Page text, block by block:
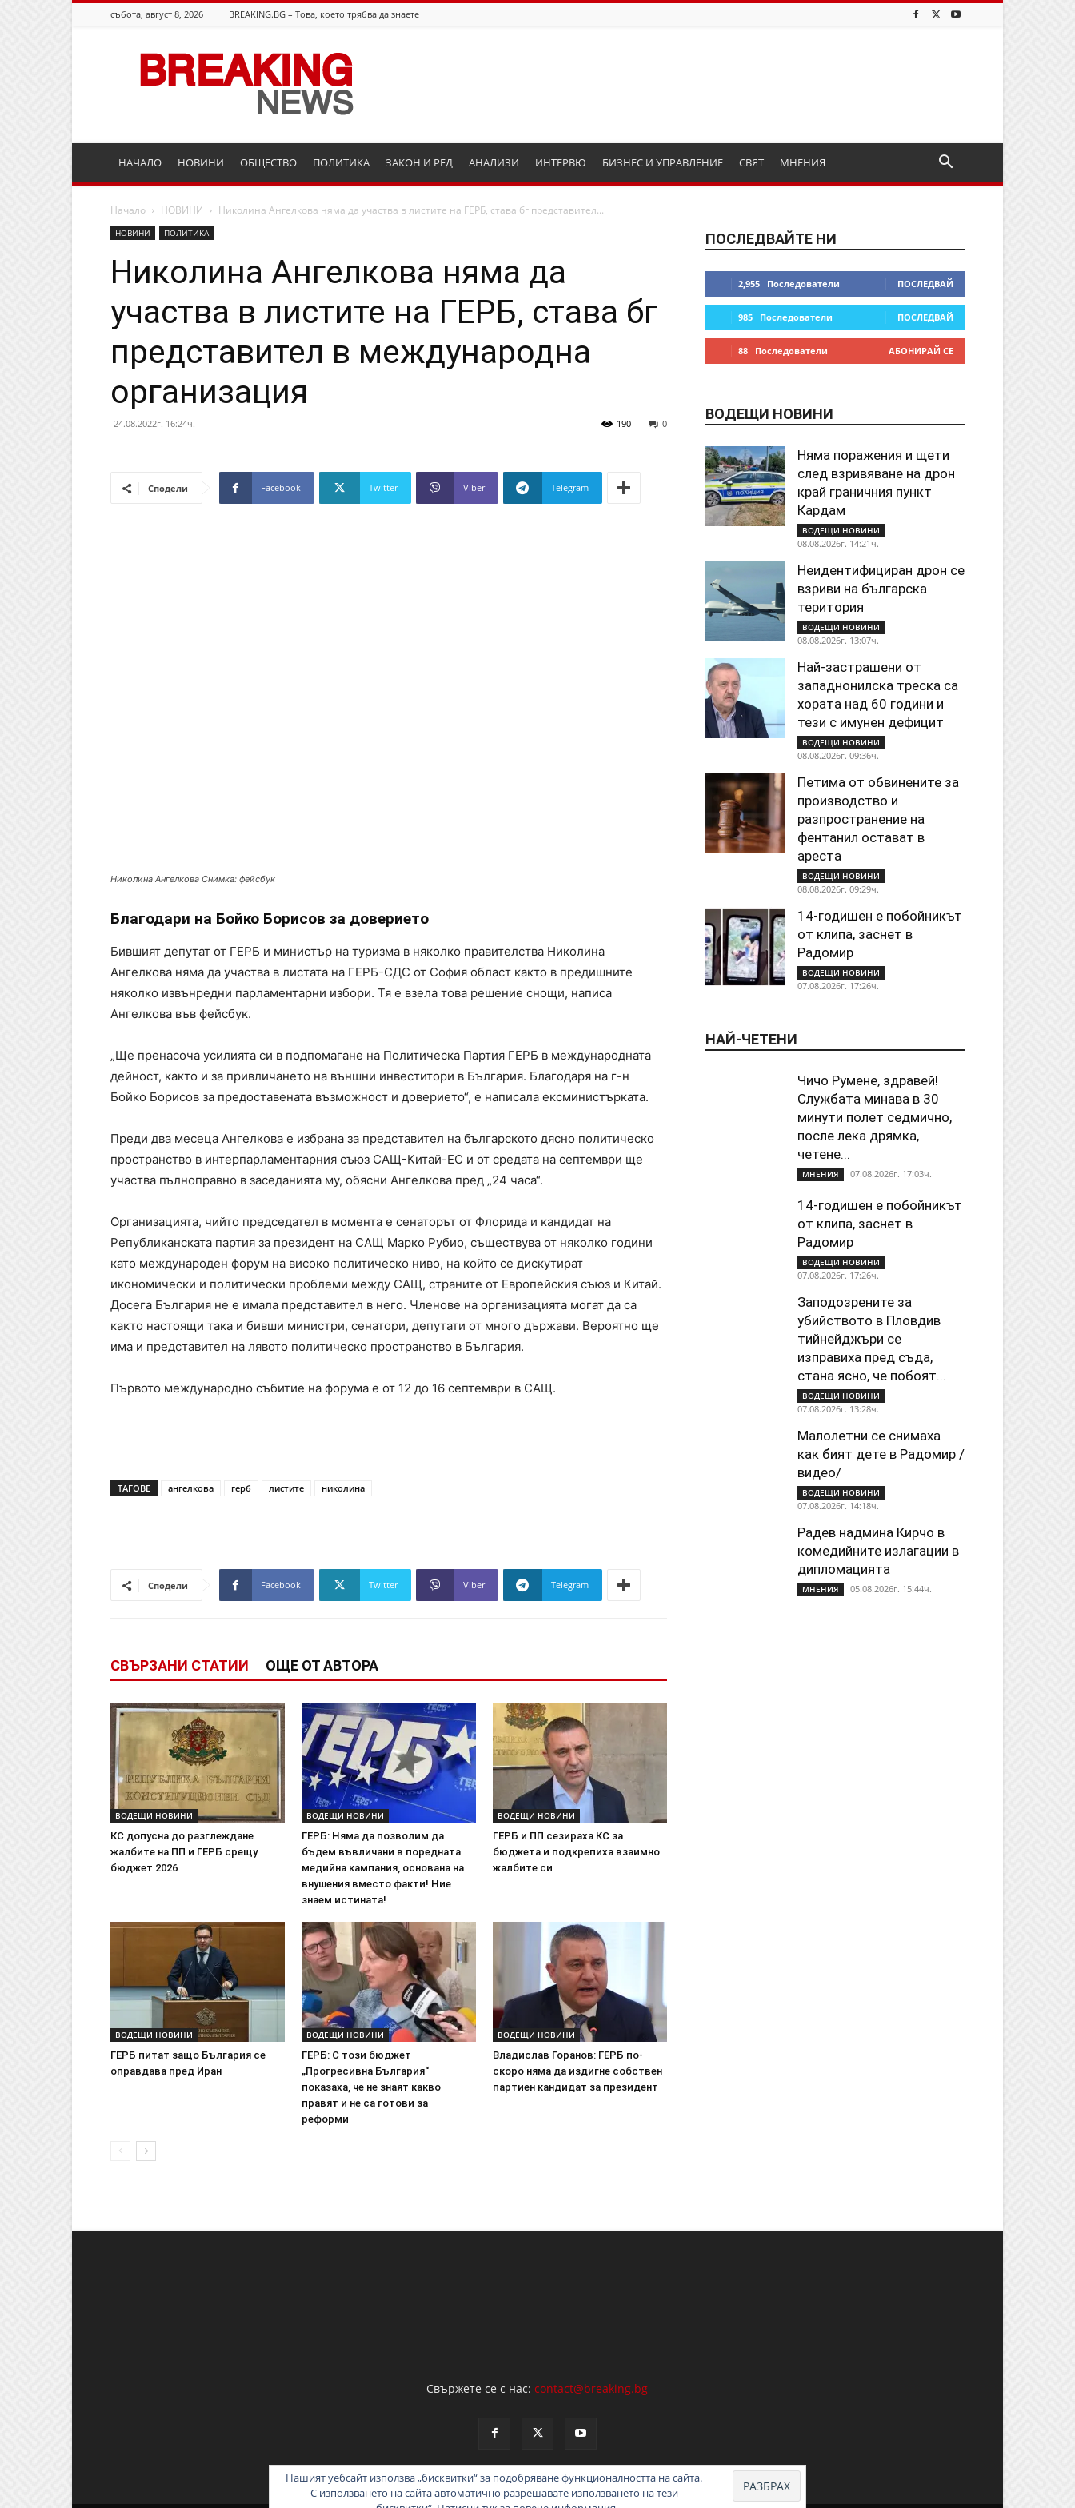
събота, август 8, 2026 BREAKING.BG – Това, което трябва да знаете
Breaking.bg
НАЧАЛО НОВИНИ ОБЩЕСТВО ПОЛИТИКА ЗАКОН И РЕД АНАЛИЗИ ИНТЕРВЮ БИЗНЕС И УПРАВЛЕНИЕ СВЯТ МНЕНИЯ
Начало НОВИНИ Николина Ангелкова няма да участва в листите на ГЕРБ, става бг представител...
НОВИНИ ПОЛИТИКА
Николина Ангелкова няма да
участва в листите на ГЕРБ, става бг
представител в международна
организация
24.08.2022г. 16:24ч. 0
190
Сподели Facebook Twitter Viber Telegram
Николина Ангелкова Снимка: фейсбук
Благодари на Бойко Борисов за доверието
Бившият депутат от ГЕРБ и министър на туризма в няколко правителства Николина
Ангелкова няма да участва в листата на ГЕРБ-СДС от София област както в предишните
няколко извънредни парламентарни избори. Тя е взела това решение снощи, написа
Ангелкова във фейсбук.
„Ще пренасоча усилията си в подпомагане на Политическа Партия ГЕРБ в международната
дейност, както и за привличането на външни инвеститори в България. Благодаря на г-н
Бойко Борисов за предоставената възможност и доверието“, е написала ексминистърката.
Преди два месеца Ангелкова е избрана за представител на българското дясно политическо
пространство в интерпарламентарния съюз САЩ-Китай-ЕС и от средата на септември ще
участва пълноправно в заседанията му, обясни Ангелкова пред „24 часа“.
Организацията, чийто председател в момента е сенаторът от Флорида и кандидат на
Републиканската партия за президент на САЩ Марко Рубио, съществува от няколко години
като международен форум на високо политическо ниво, на който се дискутират
икономически и политически проблеми между САЩ, страните от Европейския съюз и Китай.
Досега България не е имала представител в него. Членове на организацията могат да са
както настоящи така и бивши министри, сенатори, депутати от много държави. Вероятно ще
има и представител на лявото политическо пространство в България.
Първото международно събитие на форума е от 12 до 16 септември в САЩ.
ТАГОВЕ ангелкова герб листите николина
Сподели Facebook Twitter Viber Telegram
СВЪРЗАНИ СТАТИИ ОЩЕ ОТ АВТОРА
ВОДЕЩИ НОВИНИ
КС допусна до разглеждане
жалбите на ПП и ГЕРБ срещу
бюджет 2026
ВОДЕЩИ НОВИНИ
ГЕРБ: Няма да позволим да
бъдем въвличани в поредната
медийна кампания, основана на
внушения вместо факти! Ние
знаем истината!
ВОДЕЩИ НОВИНИ
ГЕРБ и ПП сезираха КС за
бюджета и подкрепиха взаимно
жалбите си
ВОДЕЩИ НОВИНИ
ГЕРБ питат защо България се
оправдава пред Иран
ВОДЕЩИ НОВИНИ
ГЕРБ: С този бюджет
„Прогресивна България“
показаха, че не знаят какво
правят и не са готови за
реформи
ВОДЕЩИ НОВИНИ
Владислав Горанов: ГЕРБ по-
скоро няма да издигне собствен
партиен кандидат за президент
ПОСЛЕДВАЙТЕ НИ
2,955 Последователи ПОСЛЕДВАЙ
985 Последователи ПОСЛЕДВАЙ
88 Последователи АБОНИРАЙ СЕ
ВОДЕЩИ НОВИНИ
Няма поражения и щети
след взривяване на дрон
край граничния пункт
Кардам
ВОДЕЩИ НОВИНИ
08.08.2026г. 14:21ч.
Неидентифициран дрон се
взриви на българска
територия
ВОДЕЩИ НОВИНИ
08.08.2026г. 13:07ч.
Най-застрашени от
западнонилска треска са
хората над 60 години и
тези с имунен дефицит
ВОДЕЩИ НОВИНИ
08.08.2026г. 09:36ч.
Петима от обвинените за
производство и
разпространение на
фентанил остават в
ареста
ВОДЕЩИ НОВИНИ
08.08.2026г. 09:29ч.
14-годишен е побойникът
от клипа, заснет в
Радомир
ВОДЕЩИ НОВИНИ
07.08.2026г. 17:26ч.
НАЙ-ЧЕТЕНИ
Чичо Румене, здравей!
Службата минава в 30
минути полет седмично,
после лека дрямка,
четене...
МНЕНИЯ 07.08.2026г. 17:03ч.
14-годишен е побойникът
от клипа, заснет в
Радомир
ВОДЕЩИ НОВИНИ
07.08.2026г. 17:26ч.
Заподозрените за
убийството в Пловдив
тийнейджъри се
изправиха пред съда,
стана ясно, че побоят...
ВОДЕЩИ НОВИНИ
07.08.2026г. 13:28ч.
Малолетни се снимаха
как бият дете в Радомир /
видео/
ВОДЕЩИ НОВИНИ
07.08.2026г. 14:18ч.
Радев надмина Кирчо в
комедийните излагации в
дипломацията
МНЕНИЯ 05.08.2026г. 15:44ч.
Свържете се с нас:contact@breaking.bg
Нашият уебсайт използва „бисквитки“ за подобряване функционалността на сайта.
С използването на сайта автоматично разрешавате използването на тези